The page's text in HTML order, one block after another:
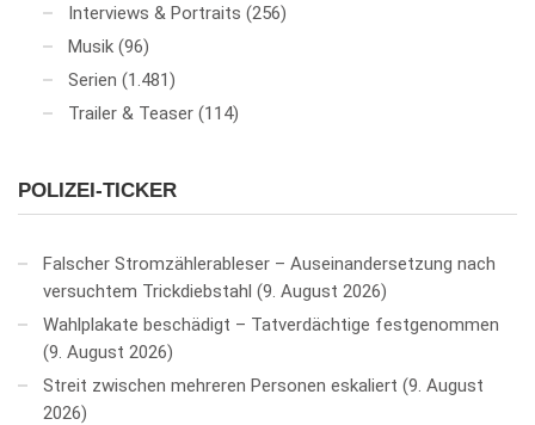
Interviews & Portraits (256)
Musik (96)
Serien (1.481)
Trailer & Teaser (114)
POLIZEI-TICKER
Falscher Stromzählerableser – Auseinandersetzung nach
versuchtem Trickdiebstahl 9. August 2026
Wahlplakate beschädigt – Tatverdächtige festgenommen
9. August 2026
Streit zwischen mehreren Personen eskaliert 9. August
2026